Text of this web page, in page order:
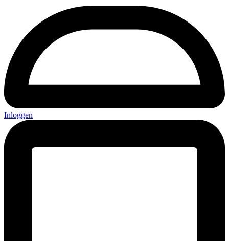
Inloggen